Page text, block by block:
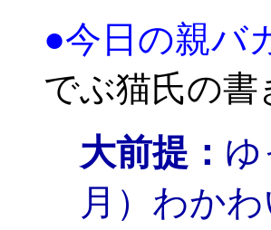
●今日の親バ
でぶ猫氏の
大前提：
月）わか